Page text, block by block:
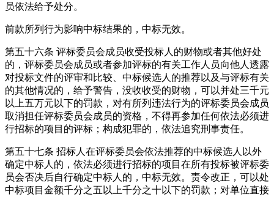
员依法给予处分。
前款所列行为影响中标结果的，中标无效。
第五十六条 评标委员会成员收受投标人的财物或者其他好处
的，评标委员会成员或者参加评标的有关工作人员向他人透露
对投标文件的评审和比较、中标候选人的推荐以及与评标有关
的其他情况的，给予警告，没收收受的财物，可以并处三千元
以上五万元以下的罚款，对有所列违法行为的评标委员会成员
取消担任评标委员会成员的资格，不得再参加任何依法必须进
行招标的项目的评标；构成犯罪的，依法追究刑事责任。
第五十七条 招标人在评标委员会依法推荐的中标候选人以外
确定中标人的，依法必须进行招标的项目在所有投标被评标委
员会否决后自行确定中标人的，中标无效。责令改正，可以处
中标项目金额千分之五以上千分之十以下的罚款；对单位直接